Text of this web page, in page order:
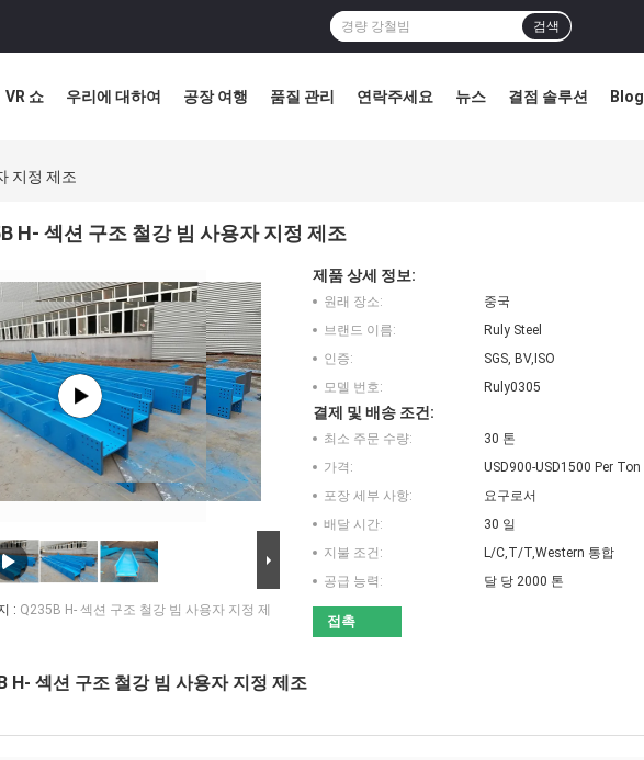
검색
VR 쇼 우리에 대하여 공장 여행 품질 관리 연락주세요 뉴스 결점 솔루션 Blog
지정 제조
H- 섹션 구조 철강 빔 사용자 지정 제조
: Q235B H- 섹션 구조 철강 빔 사용자 지정 제
제품 상세 정보:
원래 장소:
중국
브랜드 이름:
Ruly Steel
인증:
SGS, BV,ISO
모델 번호:
Ruly0305
결제 및 배송 조건:
최소 주문 수량:
30 톤
가격:
USD900-USD1500 Per Ton
포장 세부 사항:
요구로서
배달 시간:
30 일
지불 조건:
L/C,T/T,Western 통합
공급 능력:
달 당 2000 톤
접촉
H- 섹션 구조 철강 빔 사용자 지정 제조